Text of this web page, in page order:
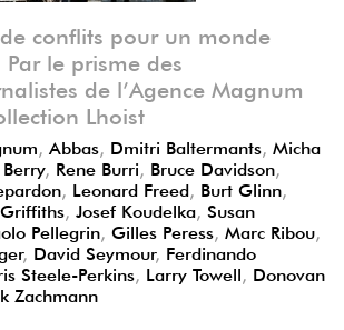
de conflits pour un monde
Par le prisme des
de l’Agence Magnum
Lhoist
Abbas Dmitri Baltermants Micha
Berry, Rene Burri Bruce Davidson
Leonard Freed Burt Glinn
Griffiths Josef Koudelka Susan
Pellegrin Gilles Peress Marc Ribou
, David Seymour, Ferdinando
Steele-Perkins Larry Towell Donovan
Zachmann